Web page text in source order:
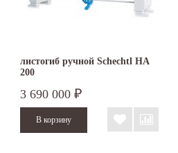
листогиб ручной Schechtl HA
200
3 690 000 ₽